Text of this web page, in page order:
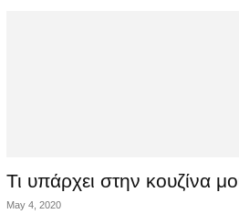
Τι υπάρχει στην κουζίνα
May 4, 2020